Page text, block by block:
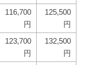
116,700
円
125,500
円
123,700
円
132,500
円